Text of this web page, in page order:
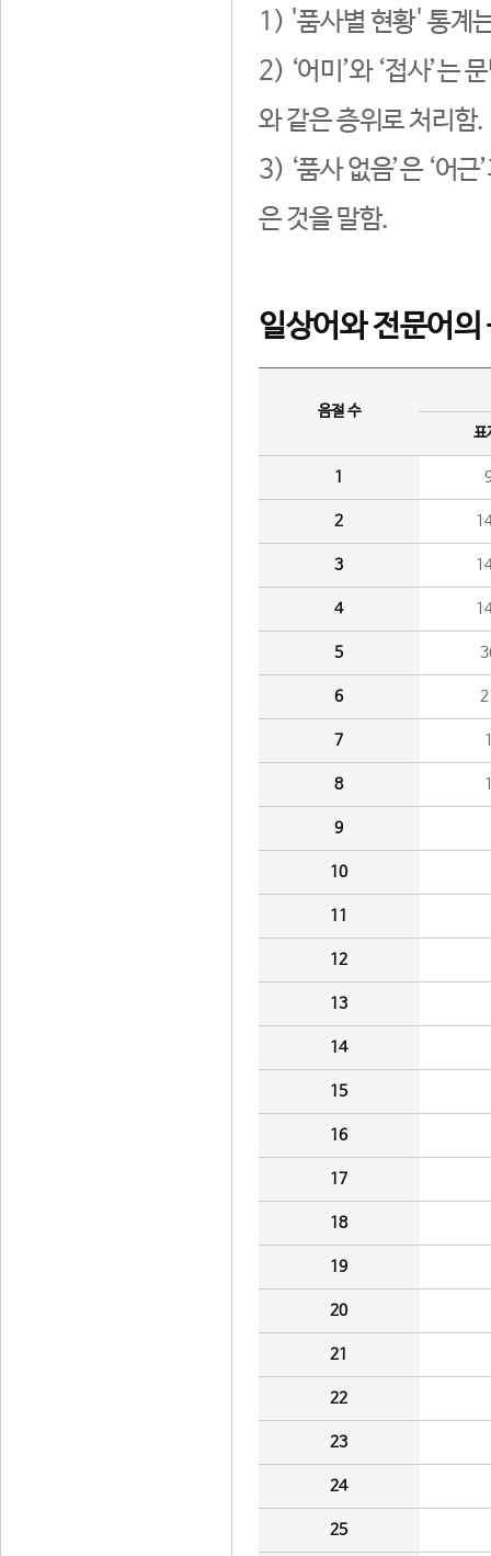
1) '품사별 현황' 통계
2) ‘어미’와 ‘접사’는
와 같은 층위로 처리함.
3) ‘품사 없음’은 ‘어
은 것을 말함.
일상어와 전문어의
음절 수
표
1
2
3
4
5
6
7
8
9
10
11
12
13
14
15
16
17
18
19
20
21
22
23
24
25